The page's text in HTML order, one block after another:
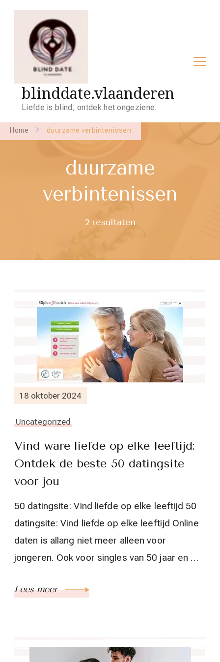
blinddate.vlaanderen
Liefde is blind, ontdek het ongeziene.
Home duurzame verbintenissen
duurzame
verbintenissen
2 resultaten
18 oktober 2024
Uncategorized
Vind ware liefde op elke leeftijd:
Ontdek de beste 50 datingsite
voor jou
50 datingsite: Vind liefde op elke leeftijd 50
datingsite: Vind liefde op elke leeftijd Online
daten is allang niet meer alleen voor
jongeren. Ook voor singles van 50 jaar en …
Lees meer